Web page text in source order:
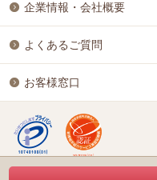
企業情報・会社概要
よくあるご質問
お客様窓口